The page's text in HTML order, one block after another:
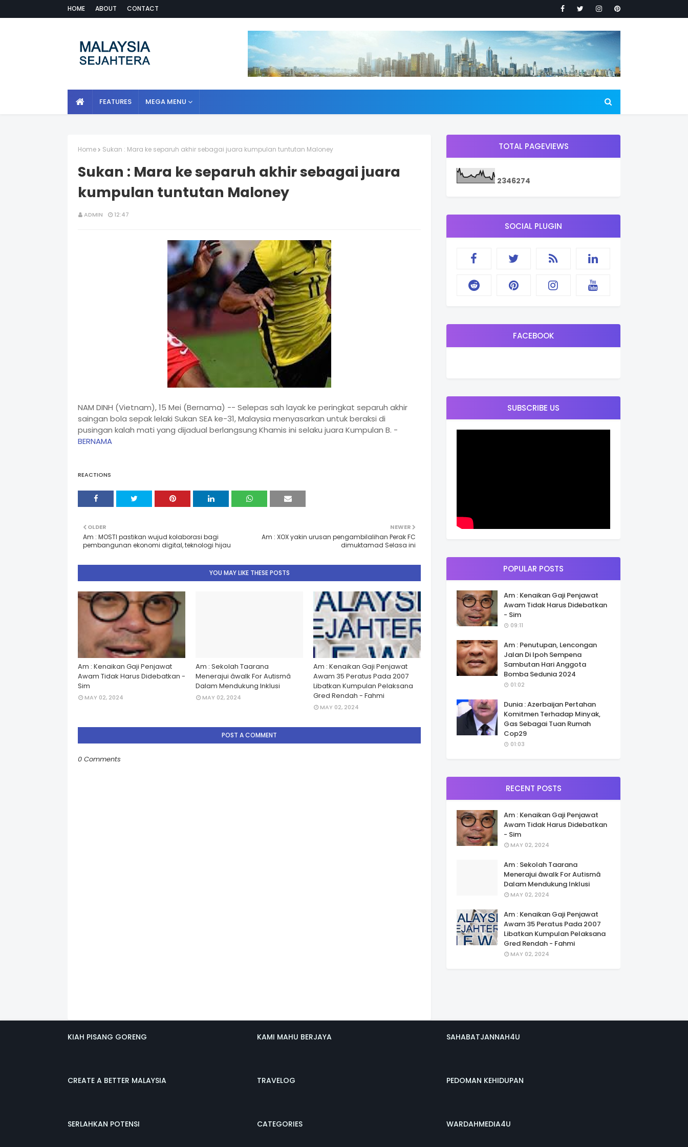
HOME ABOUT CONTACT
FEATURES MEGA MENU
Home Sukan : Mara ke separuh akhir sebagai juara kumpulan tuntutan Maloney
Sukan : Mara ke separuh akhir sebagai juara
kumpulan tuntutan Maloney
ADMIN 12:47
NAM DINH (Vietnam), 15 Mei (Bernama) -- Selepas sah layak ke peringkat separuh akhir
saingan bola sepak lelaki Sukan SEA ke-31, Malaysia menyasarkan untuk beraksi di
pusingan kalah mati yang dijadual berlangsung Khamis ini selaku juara Kumpulan B. -
BERNAMA
REACTIONS
NEWER
Am : XOX yakin urusan pengambilalihan Perak FC
dimuktamad Selasa ini
OLDER
Am : MOSTI pastikan wujud kolaborasi bagi
pembangunan ekonomi digital, teknologi hijau
YOU MAY LIKE THESE POSTS
Am : Kenaikan Gaji Penjawat
Awam Tidak Harus Didebatkan -
Sim
MAY 02, 2024
Am : Sekolah Taarana
Menerajui âwalk For Autismâ
Dalam Mendukung Inklusi
MAY 02, 2024
Am : Kenaikan Gaji Penjawat
Awam 35 Peratus Pada 2007
Libatkan Kumpulan Pelaksana
Gred Rendah - Fahmi
MAY 02, 2024
POST A COMMENT
0 Comments
TOTAL PAGEVIEWS
2346274
SOCIAL PLUGIN
FACEBOOK
SUBSCRIBE US
POPULAR POSTS
Am : Kenaikan Gaji Penjawat
Awam Tidak Harus Didebatkan
- Sim
09:11
Am : Penutupan, Lencongan
Jalan Di Ipoh Sempena
Sambutan Hari Anggota
Bomba Sedunia 2024
01:02
Dunia : Azerbaijan Pertahan
Komitmen Terhadap Minyak,
Gas Sebagai Tuan Rumah
Cop29
01:03
RECENT POSTS
Am : Kenaikan Gaji Penjawat
Awam Tidak Harus Didebatkan
- Sim
MAY 02, 2024
Am : Sekolah Taarana
Menerajui âwalk For Autismâ
Dalam Mendukung Inklusi
MAY 02, 2024
Am : Kenaikan Gaji Penjawat
Awam 35 Peratus Pada 2007
Libatkan Kumpulan Pelaksana
Gred Rendah - Fahmi
MAY 02, 2024
KIAH PISANG GORENG
CREATE A BETTER MALAYSIA
SERLAHKAN POTENSI
KAMI MAHU BERJAYA
TRAVELOG
CATEGORIES
SAHABATJANNAH4U
PEDOMAN KEHIDUPAN
WARDAHMEDIA4U